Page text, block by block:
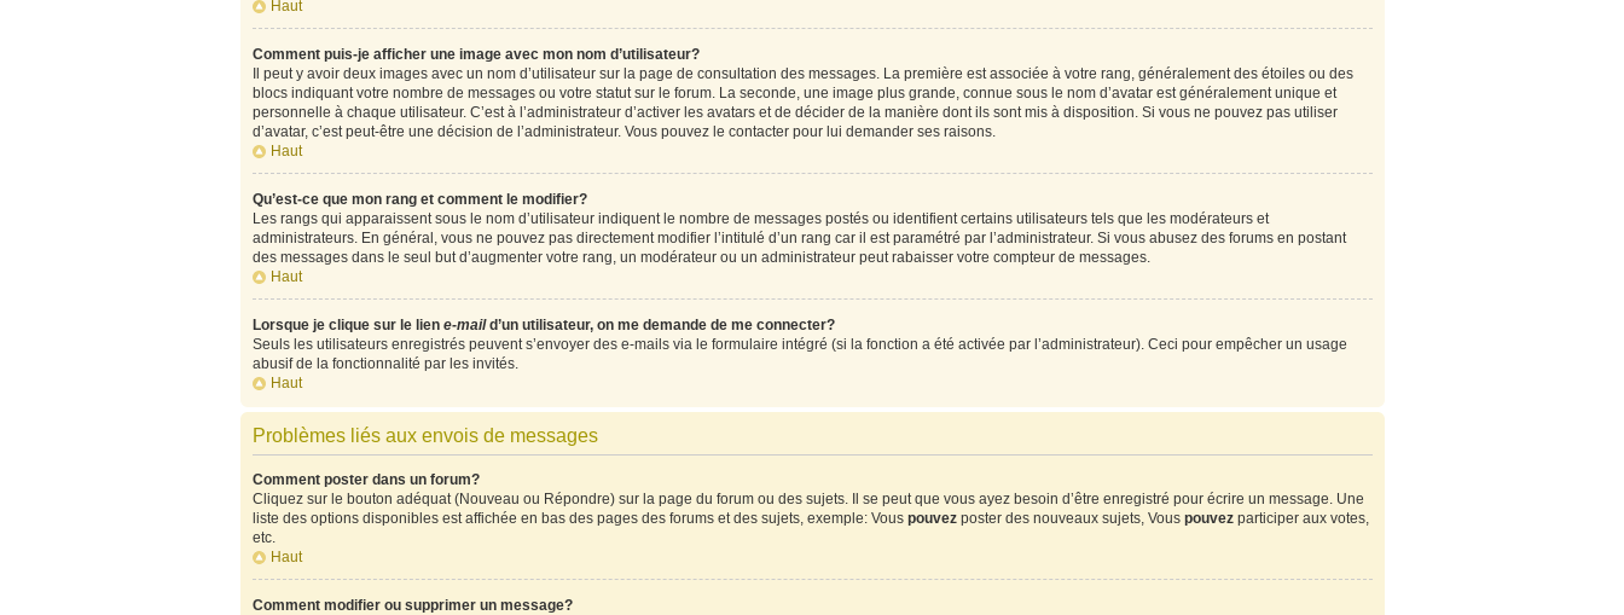
Haut
Comment puis-je afficher une image avec mon nom d’utilisateur?
Il peut y avoir deux images avec un nom d’utilisateur sur la page de consultation des messages. La première est associée à votre rang, généralement des étoiles ou des
blocs indiquant votre nombre de messages ou votre statut sur le forum. La seconde, une image plus grande, connue sous le nom d’avatar est généralement unique et
personnelle à chaque utilisateur. C’est à l’administrateur d’activer les avatars et de décider de la manière dont ils sont mis à disposition. Si vous ne pouvez pas utiliser
d’avatar, c’est peut-être une décision de l’administrateur. Vous pouvez le contacter pour lui demander ses raisons.
Haut
Qu’est-ce que mon rang et comment le modifier?
Les rangs qui apparaissent sous le nom d’utilisateur indiquent le nombre de messages postés ou identifient certains utilisateurs tels que les modérateurs et
administrateurs. En général, vous ne pouvez pas directement modifier l’intitulé d’un rang car il est paramétré par l’administrateur. Si vous abusez des forums en postant
des messages dans le seul but d’augmenter votre rang, un modérateur ou un administrateur peut rabaisser votre compteur de messages.
Haut
Lorsque je clique sur le lien e-maild’un utilisateur, on me demande de me connecter?
Seuls les utilisateurs enregistrés peuvent s’envoyer des e-mails via le formulaire intégré (si la fonction a été activée par l’administrateur). Ceci pour empêcher un usage
abusif de la fonctionnalité par les invités.
Haut
Problèmes liés aux envois de messages
Comment poster dans un forum?
Cliquez sur le bouton adéquat (Nouveau ou Répondre) sur la page du forum ou des sujets. Il se peut que vous ayez besoin d’être enregistré pour écrire un message. Une
liste des options disponibles est affichée en bas des pages des forums et des sujets, exemple: Vous pouvezposter des nouveaux sujets, Vous pouvezparticiper aux votes,
etc.
Haut
Comment modifier ou supprimer un message?